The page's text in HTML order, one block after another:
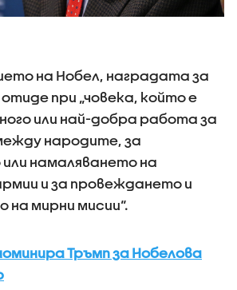
на Нобел, наградата за
при „човека, който е
или най-добра работа за
народите, за
намаляването на
и за провеждането и
на мирни мисии“.
Тръмп за Нобелова